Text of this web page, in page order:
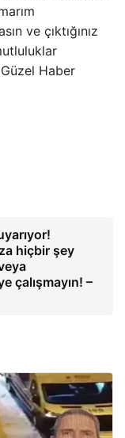
ve çıktığınız
Haber
hiçbir şey
çalışmayın! –